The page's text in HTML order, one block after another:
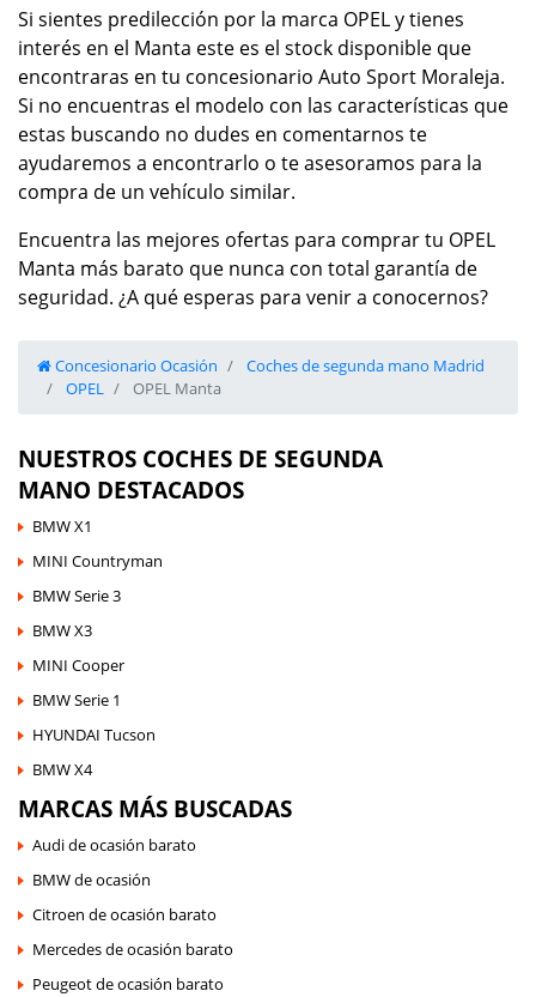
Si sientes predilección por la marca OPEL y tienes
interés en el Manta este es el stock disponible que
encontraras en tu concesionario Auto Sport Moraleja.
Si no encuentras el modelo con las características que
estas buscando no dudes en comentarnos te
ayudaremos a encontrarlo o te asesoramos para la
compra de un vehículo similar.
Encuentra las mejores ofertas para comprar tu OPEL
Manta más barato que nunca con total garantía de
seguridad. ¿A qué esperas para venir a conocernos?
Concesionario Ocasión
Coches de segunda mano Madrid
OPEL
OPEL Manta
NUESTROS COCHES DE SEGUNDA
MANO DESTACADOS
BMW X1
MINI Countryman
BMW Serie 3
BMW X3
MINI Cooper
BMW Serie 1
HYUNDAI Tucson
BMW X4
MARCAS MÁS BUSCADAS
Audi de ocasión barato
BMW de ocasión
Citroen de ocasión barato
Mercedes de ocasión barato
Peugeot de ocasión barato